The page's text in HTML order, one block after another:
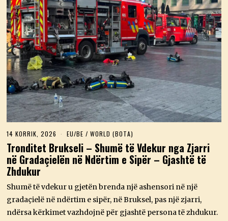
14 KORRIK, 2026
K
O
R
K
,
0
EU/BE / WORLD (BOTA)
Tronditet Brukseli – Shumë të Vdekur nga Zjarri
në Gradaçielën në Ndërtim e Sipër – Gjashtë të
Zhdukur
Shumë të vdekur u gjetën brenda një ashensori në një
gradaçielë në ndërtim e sipër, në Bruksel, pas një zjarri,
ndërsa kërkimet vazhdojnë për gjashtë persona të zhdukur.